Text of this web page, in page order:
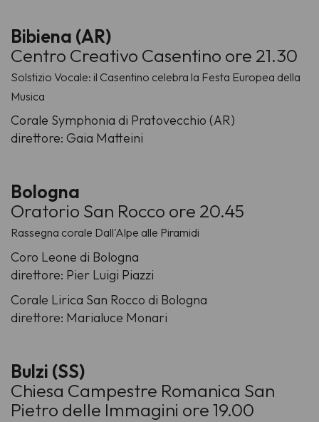
Bibiena (AR)
Centro Creativo Casentino ore 21.30
Solstizio Vocale: il Casentino celebra la Festa Europea della
Musica
Corale Symphonia di Pratovecchio (AR)
direttore: Gaia Matteini
Bologna
Oratorio San Rocco ore 20.45
Rassegna corale Dall'Alpe alle Piramidi
Coro Leone di Bologna
direttore: Pier Luigi Piazzi
Corale Lirica San Rocco di Bologna
direttore: Marialuce Monari
Bulzi (SS)
Chiesa Campestre Romanica San
Pietro delle Immagini ore 19.00